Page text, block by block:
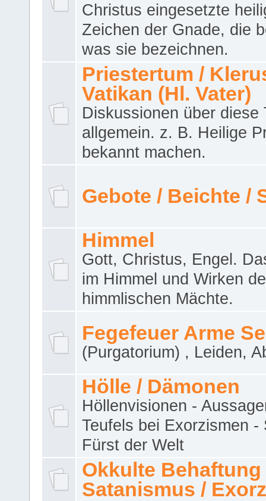
Christus eingesetzte
Zeichen der Gnade, die
was sie bezeichnen.
Priestertum /
Vatikan (Hl. Vater)
Diskussionen über diese
allgemein. z. B. Heilige
bekannt machen.
Gebote / Beichte /
Himmel
Gott, Christus, Engel.
im Himmel und Wirken
himmlischen Mächte.
Fegefeuer Arme
(Purgatorium) , Leiden,
Hölle / Dämonen
Höllenvisionen -
Teufels bei Exorzismen -
Fürst der Welt
Okkulte Behaftung
Satanismus /